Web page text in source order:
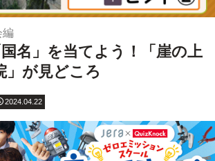
編
名」を当てよう！「崖の上
」が見どころ
2024.04.22